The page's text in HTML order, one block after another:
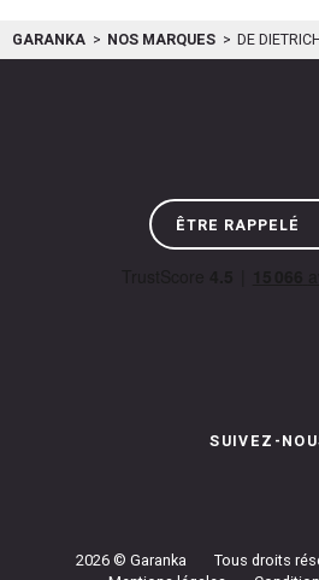
GARANKA NOS MARQUES DE
ÊTRE RAPPELÉ
SUIVEZ-
2026 © Garanka Tous droits